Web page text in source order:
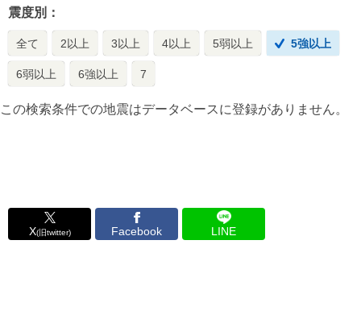
震度別：
全て 2以上 3以上 4以上 5弱以上 5強以上
6弱以上 6強以上 7
この検索条件での地震はデータベースに登録がありません。
X(旧twitter) Facebook LINE